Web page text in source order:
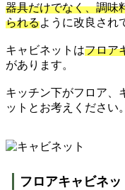
器具だけでなく、調味
られるように改良され
キャビネットはフロア
があります。
キッチン下がフロア、
ットとお考えください。
フロアキャビネッ